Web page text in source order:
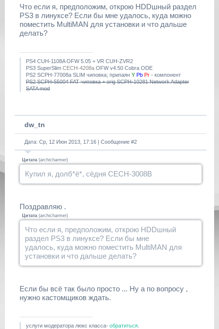
Что если я, предположим, открою HDDшный раздел
PS3 в линуксе? Если бы мне удалось, куда можно
поместить MultiMAN для установки и что дальше
делать?
PS4 CUH-1108A OFW 5.05 + VR CUH-ZVR2
PS3 SuperSlim CECH-4208a OFW v4.50 Cobra ODE
PS2 SCPH-77008a SLIM чиповка; припаян Y Pb Pr - компонент
PS2 SCPH-55004 FAT чиповка + orig SCPH-10281 Network Adapter
SATA mod
dw_tn
Дата: Ср, 12 Июн 2013, 17:16 | Сообщение #2
Цитата (archicharmer)
Купил я, долб*ё*, сёдня CECH-3008B
Поздравляю .
Цитата (archicharmer)
Что если я, предположим, открою HDDшный
раздел PS3 в линуксе? Если бы мне
удалось, куда можно поместить MultiMAN для
установки и что дальше делать?
Если бы всё так было просто ... Ну а по вопросу ,
нужно кастомщиков ждать.
услуги модератора люкс класса- обратиться